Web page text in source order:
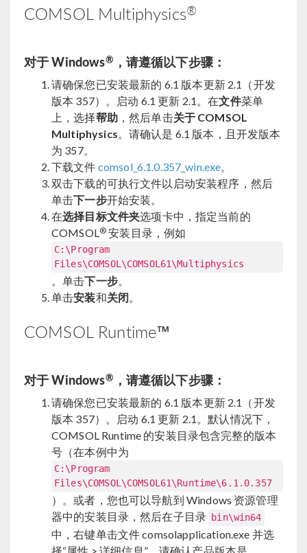
COMSOL Multiphysics®
对于 Windows® ，请遵循以下步骤：
请确保您已安装最新的 6.1 版本更新 2.1（开发
版本 357）。启动 6.1 更新 2.1。在文件菜单
上，选择帮助，然后单击关于 COMSOL
Multiphysics。请确认是 6.1 版本，且开发版本
为 357。
下载文件 comsol_6.1.0.357_win.exe。
双击下载的可执行文件以启动安装程序，然后
单击下一步开始安装。
在选择目标文件夹选项卡中，指定当前的
COMSOL® 安装目录，例如
C:\Program
Files\COMSOL\COMSOL61\Multiphysics
。单击下一步。
单击安装和关闭。
COMSOL Runtime™
对于 Windows® ，请遵循以下步骤：
请确保您已安装最新的 6.1 版本更新 2.1（开发
版本 357）。启动 6.1 更新 2.1。默认情况下，
COMSOL Runtime 的安装目录包含完整的版本
号（在本例中为
C:\Program
Files\COMSOL\COMSOL61\Runtime\6.1.0.357
）。或者，您也可以导航到 Windows 资源管理
器中的安装目录，然后在子目录 bin\win64
中，右键单击文件 comsolapplication.exe 并选